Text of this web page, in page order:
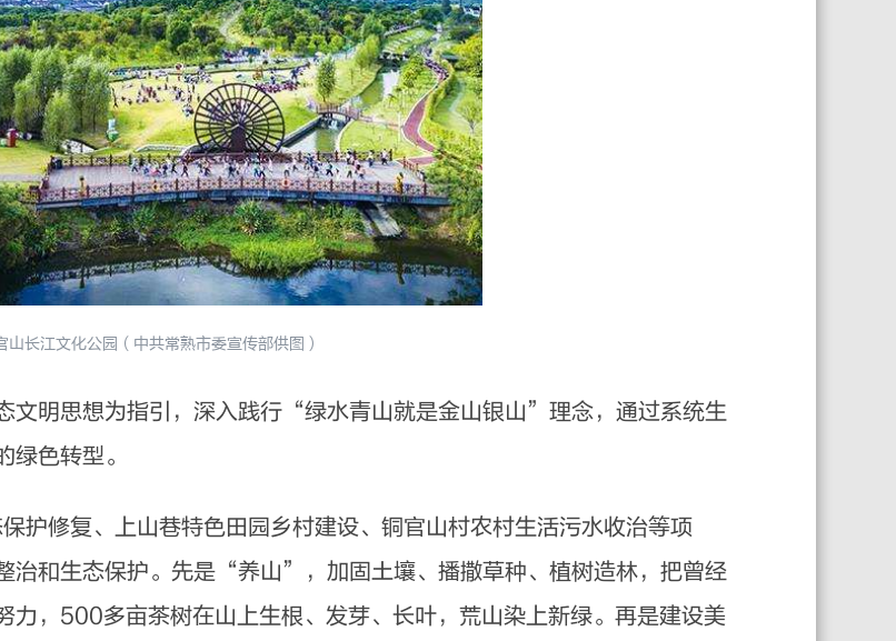
山长江文化公园（中共常熟市委宣传部供图）
明思想为指引，深入践行“绿水青山就是金山银山”理念，通过系统生
色转型。
修复、上山巷特色田园乡村建设、铜官山村农村生活污水收治等项
治和生态保护。先是“养山”，加固土壤、播撒草种、植树造林，把曾经
力，500多亩茶树在山上生根、发芽、长叶，荒山染上新绿。再是建设美